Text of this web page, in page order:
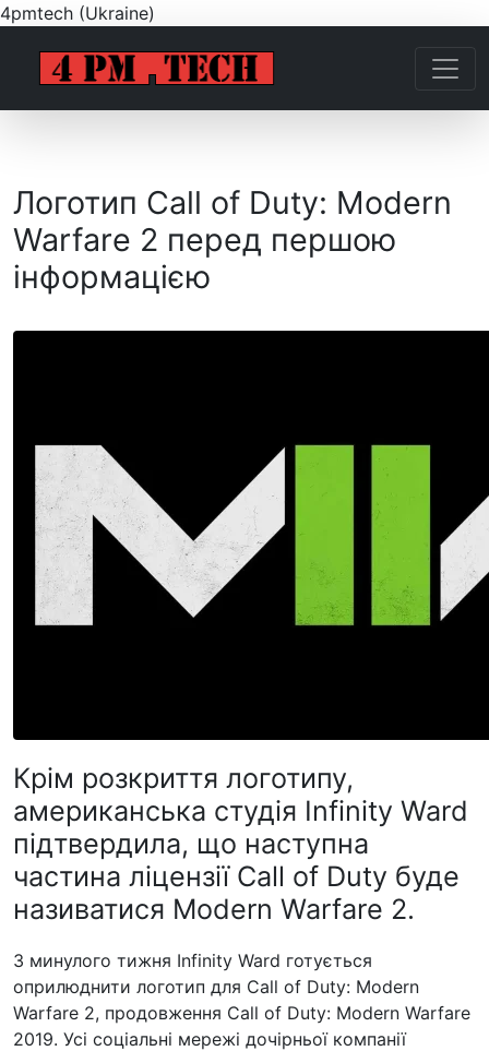
4pmtech (Ukraine)
Логотип Call of Duty: Modern
Warfare 2 перед першою
інформацією
Крім розкриття логотипу,
американська студія Infinity Ward
підтвердила, що наступна
частина ліцензії Call of Duty буде
називатися Modern Warfare 2.
З минулого тижня Infinity Ward готується
оприлюднити логотип для Call of Duty: Modern
Warfare 2, продовження Call of Duty: Modern Warfare
2019. Усі соціальні мережі дочірньої компанії